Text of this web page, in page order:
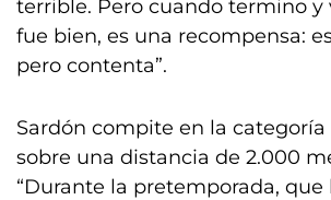
terrible. Pero cuando termino y
fue bien, es una recompensa:
pero contenta”.
Sardón compite en la categoría
sobre una distancia de 2.000
“Durante la pretemporada,